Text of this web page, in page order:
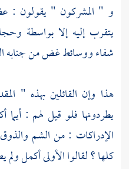
و " المشركون " يقولون :
يتقرب إليه إلا بواسطة
شفاء ووسائط غض من جنابه
هذا وإن القائلين بهذه "
يطردونها فلو قيل لهم :
الإدراكات : من الشم
كلها ؟ لقالوا الأولى أكمل ولم